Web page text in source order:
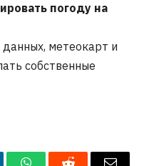
погоду на
данных, метеокарт и
собственные